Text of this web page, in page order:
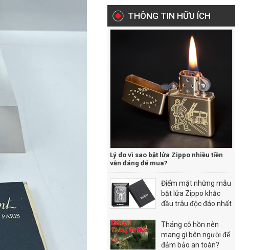
THÔNG TIN HỮU ÍCH
Lý do vì sao bật lửa Zippo nhiều tiền
vẫn đáng để mua?
Điểm mặt những mẫu
bật lửa Zippo khắc
đầu trâu độc đáo nhất
Tháng cô hồn nên
mang gì bên người để
đảm bảo an toàn?